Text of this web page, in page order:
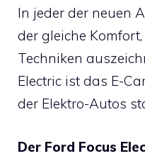
In jeder der neuen
der gleiche
Techniken
Electric ist das E-
der Elektro-Autos
Der Ford Focus